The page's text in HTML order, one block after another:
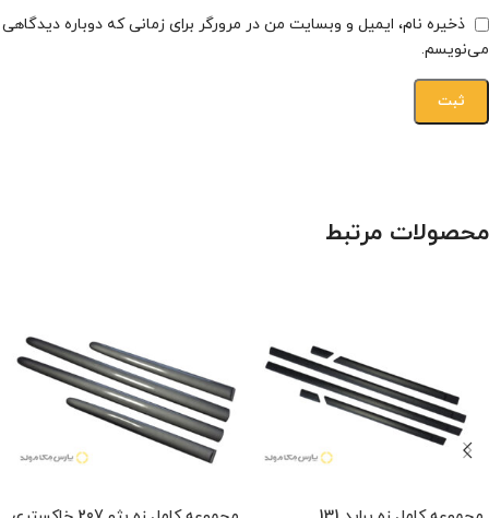
ذخیره نام، ایمیل و وبسایت من در مرورگر برای زمانی که دوباره دیدگاهی
می‌نویسم.
محصولات مرتبط